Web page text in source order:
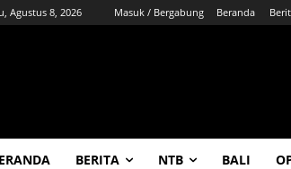
Agustus 8, 2026 Masuk / Bergabung Beranda
BERITA NTB BALI